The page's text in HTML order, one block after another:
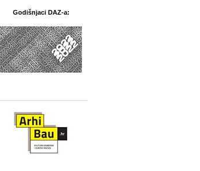
Godišnjaci DAZ-a: